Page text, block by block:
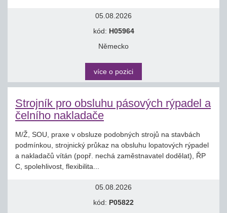
05.08.2026
kód: H05964
Německo
více o pozici
Strojník pro obsluhu pásových rýpadel a
čelního nakladače
M/Ž, SOU, praxe v obsluze podobných strojů na stavbách
podmínkou, strojnický průkaz na obsluhu lopatových rýpadel
a nakladačů vítán (popř. nechá zaměstnavatel dodělat), ŘP
C, spolehlivost, flexibilita...
05.08.2026
kód: P05822